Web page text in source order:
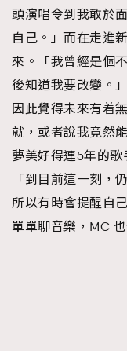
頭演唱令到我敢於
自己。」而在走進
來。「我曾經是個
後知道我要改變。
因此覺得未來有着
就，或者說我竟然
夢美好得連5年的歌
「到目前這一刻，
所以有時會提醒自
單單聊音樂，MC